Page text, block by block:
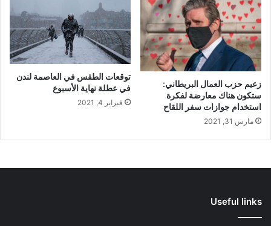
زعيم حزب العمال البريطاني:
ستكون هناك معارضة لفكرة
استخدام جوازات سفر اللقاح
مارس 31, 2021
توقعات الطقس في العاصمة لندن
في عطلة نهاية الأسبوع
فبراير 4, 2021
Useful links